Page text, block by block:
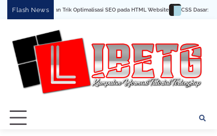
Flash NewsTips dan Trik Optimalisasi SEO pada HTML Website CSS Dasar: